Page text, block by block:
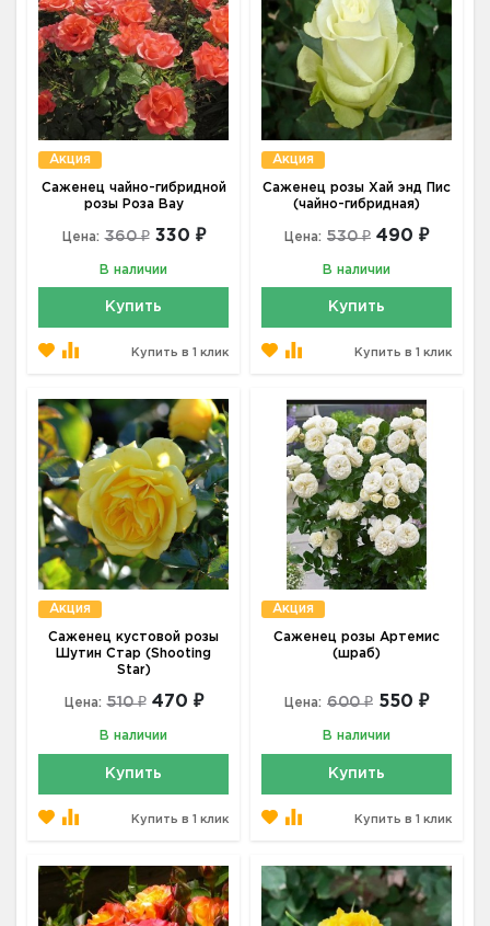
Акция
Саженец чайно-гибридной
розы Роза Вау
Цена: 360 ₽ 330 ₽
В наличии
Купить
Купить в 1 клик
Акция
Саженец розы Хай энд Пис
(чайно-гибридная)
Цена: 530 ₽ 490 ₽
В наличии
Купить
Купить в 1 клик
Акция
Саженец кустовой розы
Шутин Стар (Shooting
Star)
Цена: 510 ₽ 470 ₽
В наличии
Купить
Купить в 1 клик
Акция
Саженец розы Артемис
(шраб)
Цена: 600 ₽ 550 ₽
В наличии
Купить
Купить в 1 клик